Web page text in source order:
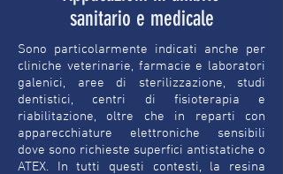
sanitario e medicale
Sono particolarmente indicati anche per
cliniche veterinarie, farmacie e laboratori
galenici, aree di sterilizzazione, studi
dentistici, centri di fisioterapia e
riabilitazione, oltre che in reparti con
apparecchiature elettroniche sensibili
dove sono richieste superfici antistatiche o
ATEX. In tutti questi contesti, la resina